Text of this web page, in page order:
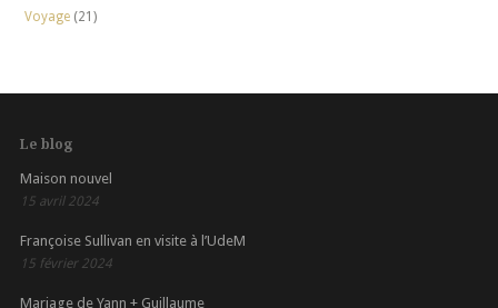
Voyage(21)
Le blog
Maison nouvel
15 avril 2024
Françoise Sullivan en visite à l’UdeM
15 février 2024
Mariage de Yann + Guillaume